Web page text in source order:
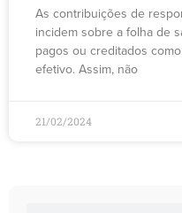
As contribuições de
incidem sobre a folha de
pagos ou creditados
efetivo. Assim, não
21/02/2024